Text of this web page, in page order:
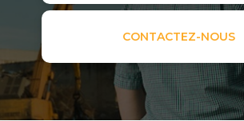
CONTACTEZ-NOUS